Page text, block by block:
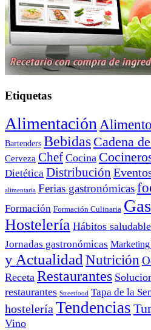
Etiquetas
Alimentación
Bartenders Bebidas Cadena
Cerveza Chef Cocina
Dietética Distribución
alimentaria Ferias gastronómicas
Formación Formación Culinaria
Hostelería Hábitos
Jornadas gastronómicas
y Actualidad Nutrición
Receta Restaurantes
restaurantes Streetfood Tapa de la
hostelería Tendencias
Vino